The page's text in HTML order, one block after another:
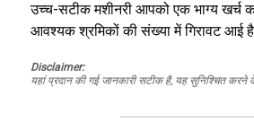
उच्च-सटीक मशीनरी आपको एक भाग्य खर्च
आवश्यक श्रमिकों की संख्या में गिरावट आई
Disclaimer:
यहां प्रदान की गई जानकारी सटीक है, यह सुनिश्चित